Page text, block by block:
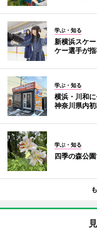
学ぶ・知る
新横浜スケ
ケー選手が
学ぶ・知る
横浜・川和
神奈川県内
学ぶ・知る
四季の森公